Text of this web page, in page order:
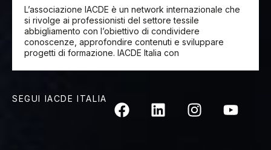
L’associazione IACDE è un network internazionale che
si rivolge ai professionisti del settore tessile
abbigliamento con l’obiettivo di condividere
conoscenze, approfondire contenuti e sviluppare
progetti di formazione. IACDE Italia con
SEGUI IACDE ITALIA